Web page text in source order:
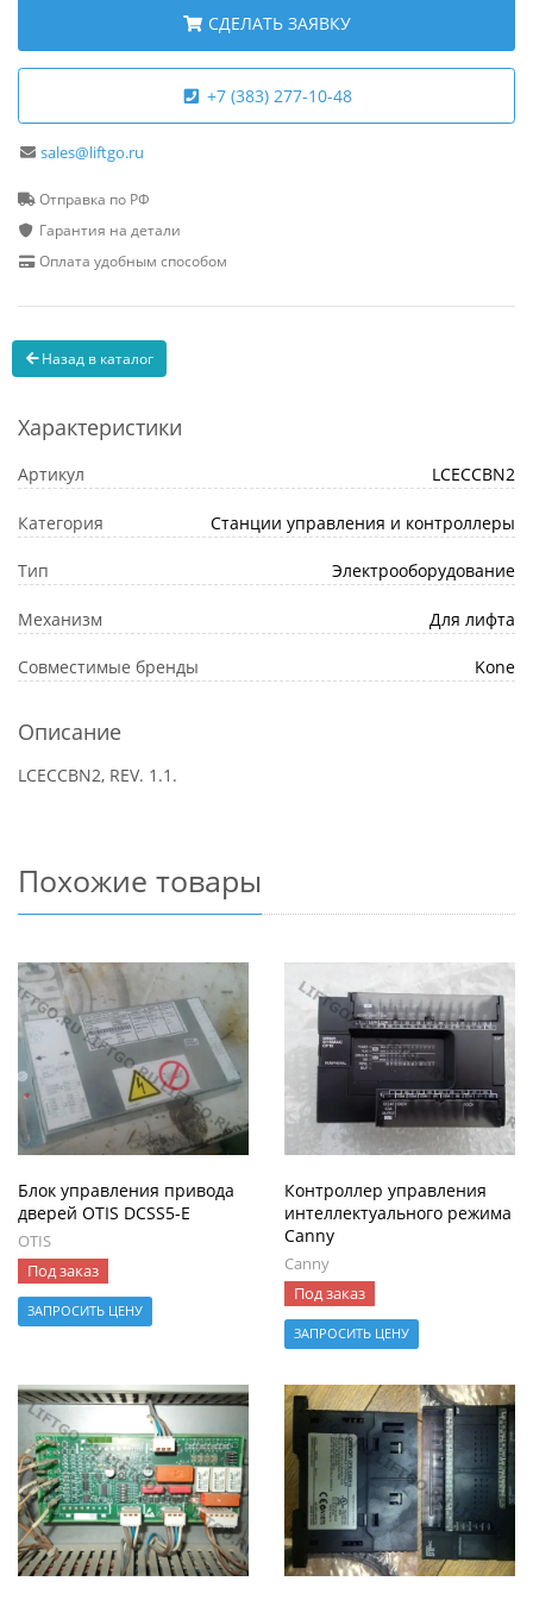
СДЕЛАТЬ ЗАЯВКУ
+7 (383) 277-10-48
sales@liftgo.ru
Отправка по РФ
Гарантия на детали
Оплата удобным способом
Назад в каталог
Характеристики
Артикул LCECCBN2
Категория Станции управления и контроллеры
Тип Электрооборудование
Механизм Для лифта
Совместимые бренды Kone
Описание
LCECCBN2, REV. 1.1.
Похожие товары
Блок управления привода
дверей OTIS DCSS5-E
OTIS
Под заказ
ЗАПРОСИТЬ ЦЕНУ
Контроллер управления
интеллектуального режима
Canny
Canny
Под заказ
ЗАПРОСИТЬ ЦЕНУ